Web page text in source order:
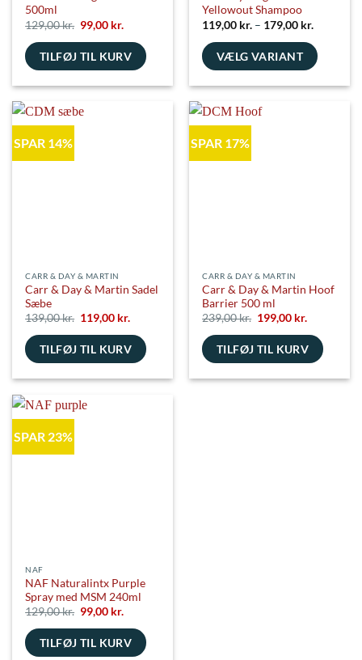
500ml
129,00kr. Den
oprindelige
pris
var:
99,00 kr.
pris
er:
99,00 kr..
TILFØJ TIL KURV
Yellowout Shampoo
119,00 kr. – 179,00 kr.
til
179,00 kr.
VÆLG VARIANT
har
flere
varianter.
Mulighederne
SPAR 14%
CARR & DAY & MARTIN
Carr & Day & Martin Sadel
Sæbe
139,00kr. Den
oprindelige
pris
var:
119,00 kr.Den
pris
er:
119,00 kr..
TILFØJ TIL KURV
SPAR 17%
CARR & DAY & MARTIN
Carr & Day & Martin Hoof
Barrier 500 ml
239,00kr. Den
oprindelige
pris
var:
199,00 kr.Den
pris
er:
199,00 kr..
TILFØJ TIL KURV
SPAR 23%
NAF
NAF Naturalintx Purple
Spray med MSM 240ml
129,00kr. Den
oprindelige
pris
var:
99,00 kr.
pris
er:
99,00 kr..
TILFØJ TIL KURV